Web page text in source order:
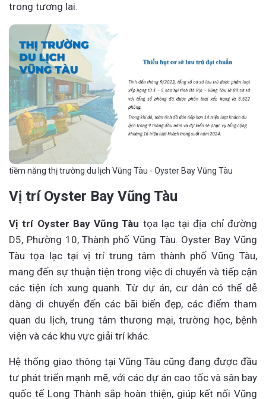
trong tương lai.
tiềm năng thị trường du lịch Vũng Tàu - Oyster Bay Vũng Tàu
Vị trí Oyster Bay Vũng Tàu
Vị trí Oyster Bay Vũng Tàu tọa lạc tại địa chỉ đường
D5, Phường 10, Thành phố Vũng Tàu. Oyster Bay Vũng
Tàu tọa lạc tại vị trí trung tâm thành phố Vũng Tàu,
mang đến sự thuận tiện trong việc di chuyển và tiếp cận
các tiện ích xung quanh. Từ dự án, cư dân có thể dễ
dàng di chuyển đến các bãi biển đẹp, các điểm tham
quan du lịch, trung tâm thương mại, trường học, bệnh
viện và các khu vực giải trí khác.
Hệ thống giao thông tại Vũng Tàu cũng đang được đầu
tư phát triển mạnh mẽ, với các dự án cao tốc và sân bay
quốc tế Long Thành sắp hoàn thiện, giúp kết nối Vũng